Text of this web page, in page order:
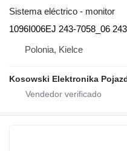
Sistema eléctrico - monitor
1096I006EJ 243-7058_06
Polonia, Kielce